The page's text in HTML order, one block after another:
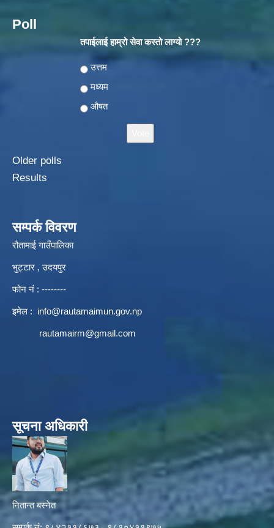
Poll
तपाईलाई हाम्रो सेवा कस्तो लाग्यो ???
Choices
उत्तम
मध्यम
औषत
Older polls
Results
सम्पर्क विवरण
रौतामाई गाउँपालिका
भुट्टार , उदयपुर
फोन नं : --------
इमेल : info@rautamaimun.gov.np
rautamairm@gmail.com
सूचना अधिकारी
नितान्त बस्नेत